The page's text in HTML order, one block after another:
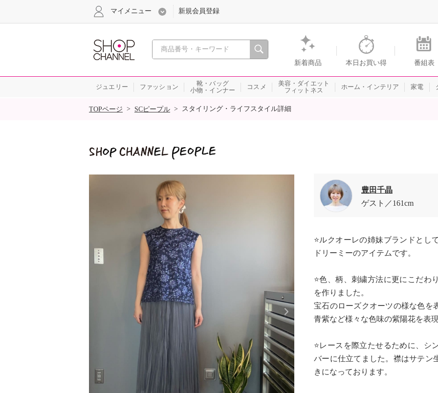
心おどる、瞬間を。通販・テレビショッピングのショップチャンネル
新着商品 本日お買い得 番組表
マイメニュー 新規会員登録
ジュエリー ファッション
靴・バッグ
小物・インナー
コスメ
美容・ダイエット
フィットネス
ホーム・インテリア 家電
SALE
TOPページ > SCピープル > スタイリング・ライフスタイル詳細
豊田千晶
ゲスト
161cm
⭐️ルクオーレの姉妹ブランドとし
ドリーミーのアイテムです。
⭐️色、柄、刺繍方法に更にこだわ
を作りました。
宝石のローズクオーツの様な色を
青紫など様々な色味の紫陽花を表
⭐️レースを際立たせるために、シ
バーに仕立てました。襟はサテン
きになっております。